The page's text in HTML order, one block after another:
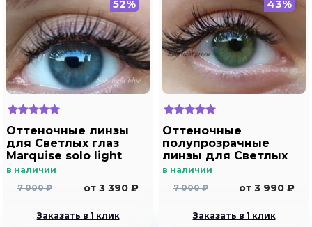
52%
Оттеночные линзы
для Светлых глаз
Marquise solo light
blue для
близорукости
в наличии
7 000 ₽
от 3 390 ₽
Заказать в 1 клик
43%
Оттеночные
полупрозрачные
линзы для Светлых
глаз Marquise solo
дальнозоркости и
в наличии
7 000 ₽
от 3 990 ₽
Заказать в 1 клик